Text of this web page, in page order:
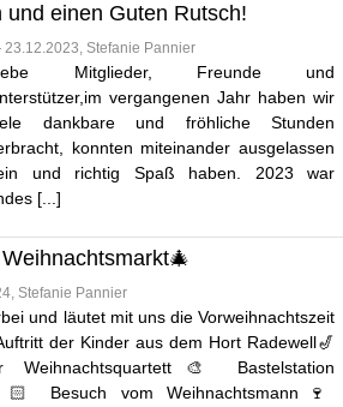
und einen Guten Rutsch!
Stefanie Pannier
Mitglieder, Freunde und
vergangenen Jahr haben wir
dankbare und fröhliche Stunden
konnten miteinander ausgelassen
und richtig Spaß haben. 2023 war
[...]
Stefanie Pannier
und läutet mit uns die Vorweihnachtszeit
der Kinder aus dem Hort Radewell🎷
Weihnachtsquartett🎨 Bastelstation
Besuch vom Weihnachtsmann🍷